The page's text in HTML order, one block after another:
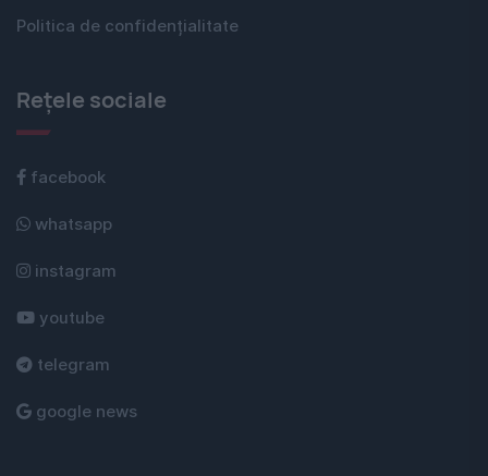
Politica de confidențialitate
Rețele sociale
facebook
whatsapp
instagram
youtube
telegram
google news